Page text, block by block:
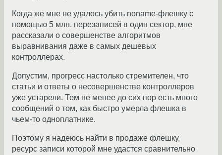
Когда же мне не удалось убить noname-флешку с
помощью 5 млн. перезаписей в один сектор, мне
рассказали о совершенстве алгоритмов
выравнивания даже в самых дешевых
контроллерах.
Допустим, прогресс настолько стремителен, что
статьи и ответы о несовершенстве контроллеров
уже устарели. Тем не менее до сих пор есть много
сообщений о том, как быстро умерла флешка в
чьем-то одноплатнике.
Поэтому я надеюсь найти в продаже флешку,
ресурс записи которой мне удастся сравнительно